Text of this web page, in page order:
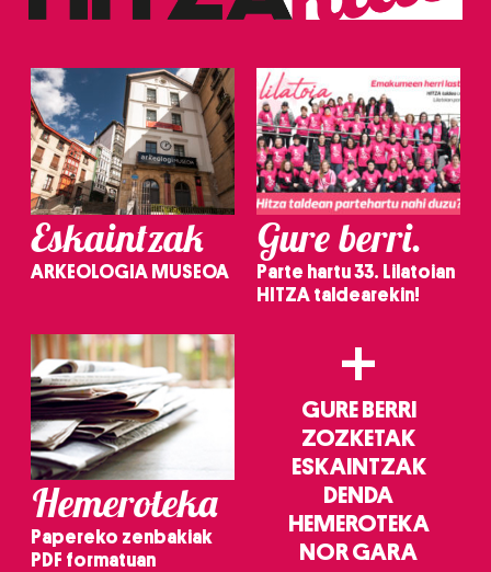
Eskaintzak
ARKEOLOGIA MUSEOA
Gure berri.
Parte hartu 33. Lilatoian
HITZA taldearekin!
Hemeroteka
Papereko zenbakiak
PDF formatuan
+
GURE BERRI
ZOZKETAK
ESKAINTZAK
DENDA
HEMEROTEKA
NOR GARA